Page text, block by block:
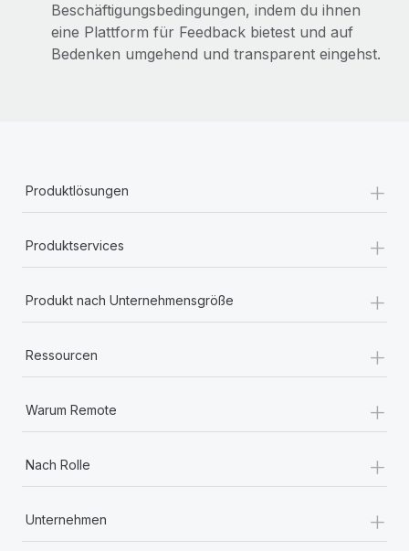
Beschäftigungsbedingungen, indem du ihnen
eine Plattform für Feedback bietest und auf
Bedenken umgehend und transparent eingehst.
Produktlösungen +
Produktservices +
Produkt nach Unternehmensgröße +
Ressourcen +
Warum Remote +
Nach Rolle +
Unternehmen +